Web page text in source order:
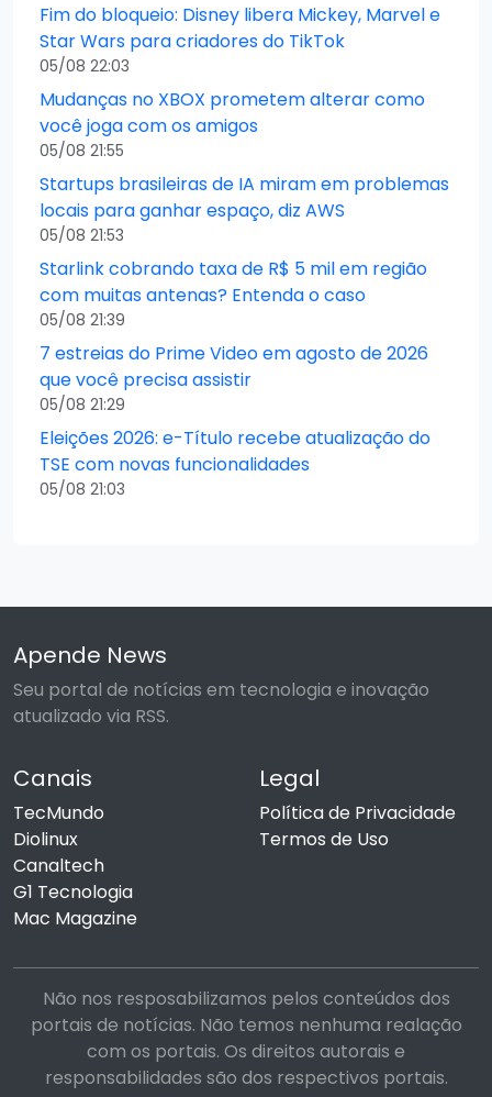
Fim do bloqueio: Disney libera Mickey, Marvel e
Star Wars para criadores do TikTok
05/08 22:03
Mudanças no XBOX prometem alterar como
você joga com os amigos
05/08 21:55
Startups brasileiras de IA miram em problemas
locais para ganhar espaço, diz AWS
05/08 21:53
Starlink cobrando taxa de R$ 5 mil em região
com muitas antenas? Entenda o caso
05/08 21:39
7 estreias do Prime Video em agosto de 2026
que você precisa assistir
05/08 21:29
Eleições 2026: e-Título recebe atualização do
TSE com novas funcionalidades
05/08 21:03
Apende News
Seu portal de notícias em tecnologia e inovação
atualizado via RSS.
Canais
TecMundo
Diolinux
Canaltech
G1 Tecnologia
Mac Magazine
Legal
Política de Privacidade
Termos de Uso
Não nos resposabilizamos pelos conteúdos dos
portais de notícias. Não temos nenhuma realação
com os portais. Os direitos autorais e
responsabilidades são dos respectivos portais.